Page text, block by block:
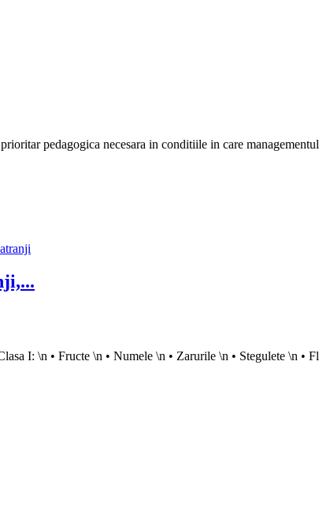
pedagogica necesara in conditiile in care
I: \n • Fructe \n • Numele \n • Zarurile \n • Stegulete \n •